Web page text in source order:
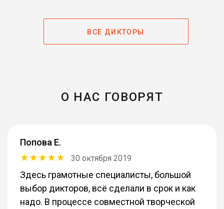
ВСЕ ДИКТОРЫ
О НАС ГОВОРЯТ
Попова Е.
30 октября 2019
Здесь грамотные специалисты, большой
выбор дикторов, всё сделали в срок и как
надо. В процессе совместной творческой